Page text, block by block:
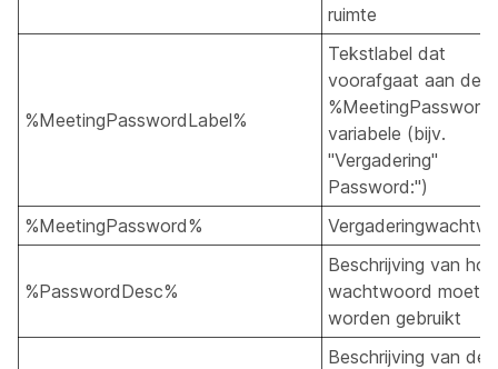
ruimte
%MeetingPasswordLabel%
Tekstlabel dat
voorafgaat aan de
variabele (bijv.
"Vergadering"
Password:")
%MeetingPassword%
%PasswordDesc%
Beschrijving van
wachtwoord moet
worden gebruikt
Beschrijving van de